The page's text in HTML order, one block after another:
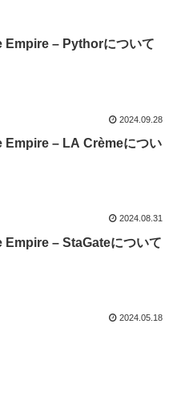
Empire – Pythorについて
2024.09.28
Empire – LA Crèmeについ
2024.08.31
Empire – StaGateについて
2024.05.18